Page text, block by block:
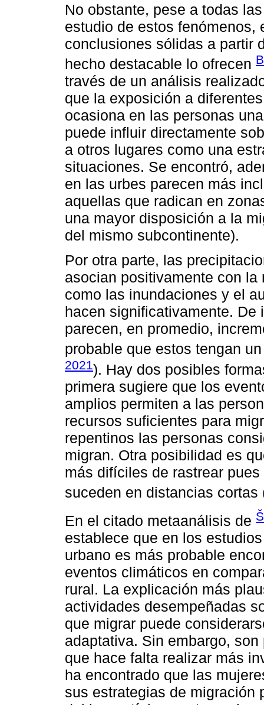
No obstante, pese a todas
estudio de estos fenómenos,
conclusiones sólidas a partir
hecho destacable lo ofrecen
través de un análisis
que la exposición a
ocasiona en las personas
puede influir directamente
a otros lugares como una
situaciones. Se encontró,
en las urbes parecen más
aquellas que radican en
una mayor disposición a la
del mismo subcontinente).
Por otra parte, las
asocian positivamente con
como las inundaciones y el
hacen significativamente. De
parecen, en promedio,
probable que estos tengan
2021). Hay dos posibles
primera sugiere que los
amplios permiten a las
recursos suficientes para
repentinos las personas
migran. Otra posibilidad es
más difíciles de rastrear
suceden en distancias cortas
En el citado metaanálisis de
establece que en los
urbano es más probable
eventos climáticos en
rural. La explicación más
actividades desempeñadas
que migrar puede
adaptativa. Sin embargo,
que hace falta realizar más
ha encontrado que las
sus estrategias de migración